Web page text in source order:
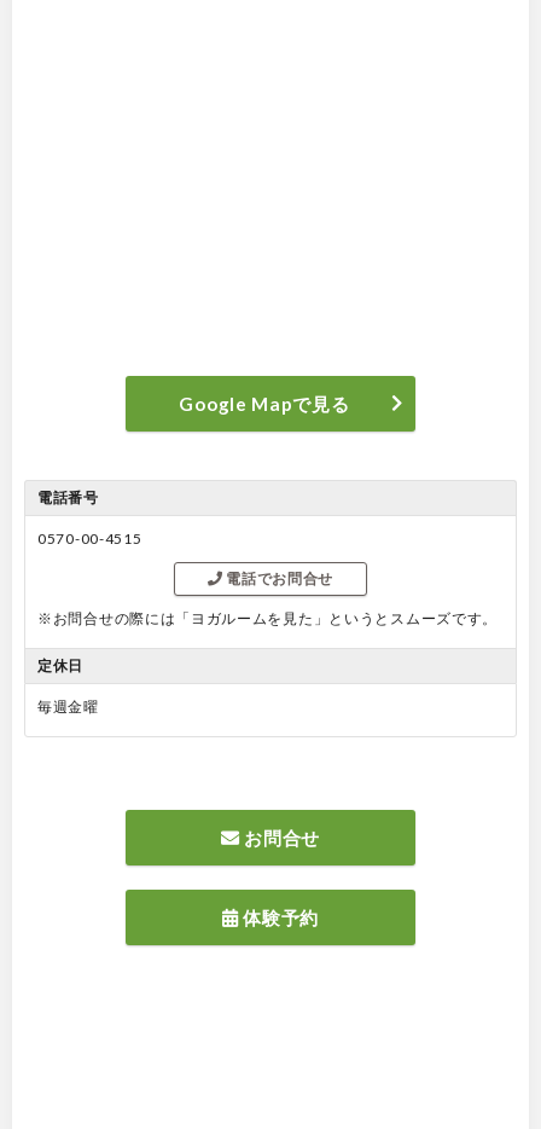
Google Mapで見る
電話番号
0570-00-4515
電話でお問合せ
※お問合せの際には「ヨガルームを見た」というとスムーズです。
定休日
毎週金曜
お問合せ
体験予約